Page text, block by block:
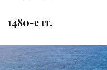
1480-е гг.